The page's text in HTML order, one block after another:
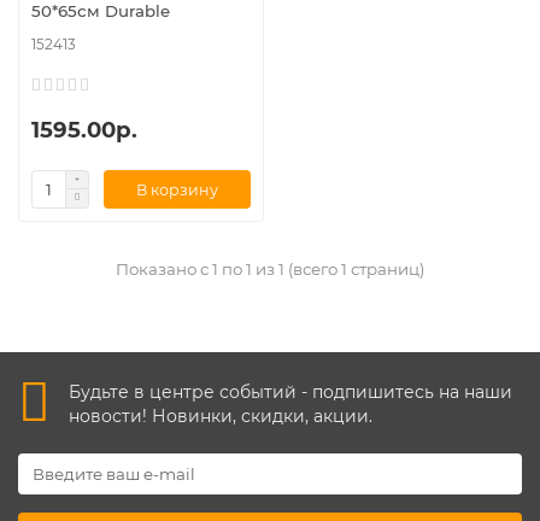
50*65см Durable
152413
1595.00р.
В корзину
Показано с 1 по 1 из 1 (всего 1 страниц)
Будьте в центре событий - подпишитесь на наши
новости! Новинки, скидки, акции.